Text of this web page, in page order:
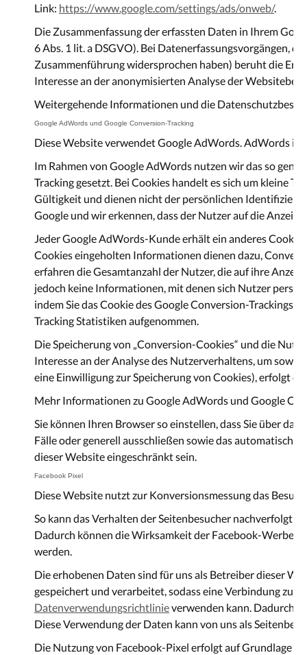
Link: https://www.google.com/settings/ads/onweb/.
Die Zusammenfassung der erfassten Daten in Ihrem
6 Abs. 1 lit. a DSGVO). Bei Datenerfassungsvorgängen,
Zusammenführung widersprochen haben) beruht die
Interesse an der anonymisierten Analyse der
Weitergehende Informationen und die
Google AdWords und Google Conversion-Tracking
Diese Website verwendet Google AdWords. AdWords
Im Rahmen von Google AdWords nutzen wir das so
Tracking gesetzt. Bei Cookies handelt es sich um kleine
Gültigkeit und dienen nicht der persönlichen
Google und wir erkennen, dass der Nutzer auf die
Jeder Google AdWords-Kunde erhält ein anderes
Cookies eingeholten Informationen dienen dazu,
erfahren die Gesamtanzahl der Nutzer, die auf ihre
jedoch keine Informationen, mit denen sich Nutzer
indem Sie das Cookie des Google Conversion-
Tracking Statistiken aufgenommen.
Die Speicherung von „Conversion-Cookies“ und die
Interesse an der Analyse des Nutzerverhaltens, um
eine Einwilligung zur Speicherung von Cookies), erfolgt
Mehr Informationen zu Google AdWords und Google
Sie können Ihren Browser so einstellen, dass Sie über
Fälle oder generell ausschließen sowie das
dieser Website eingeschränkt sein.
Facebook Pixel
Diese Website nutzt zur Konversionsmessung das
So kann das Verhalten der Seitenbesucher nachverfolgt
Dadurch können die Wirksamkeit der Facebook-
werden.
Die erhobenen Daten sind für uns als Betreiber dieser
gespeichert und verarbeitet, sodass eine Verbindung
Datenverwendungsrichtlinieverwenden kann. Dadurch
Diese Verwendung der Daten kann von uns als
Die Nutzung von Facebook-Pixel erfolgt auf Grundlage